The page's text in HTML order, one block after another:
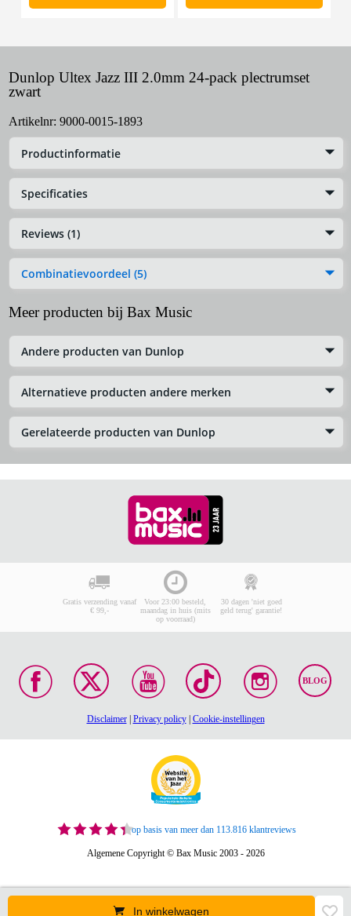
Dunlop Ultex Jazz III 2.0mm 24-pack plectrumset
zwart
Artikelnr: 9000-0015-1893
Productinformatie
Specificaties
Reviews (1)
Combinatievoordeel (5)
Meer producten bij Bax Music
Andere producten van Dunlop
Alternatieve producten andere merken
Gerelateerde producten van Dunlop
In winkelwagen
Gratis verzending vanaf
€ 99,-
Voor 23:00 besteld,
maandag in huis (mits
op voorraad)
30 dagen 'niet goed
geld terug' garantie!
BLOG
Disclaimer| Privacy policy| Cookie-instellingen
op basis van meer dan 113.816 klantreviews
Algemene Copyright © Bax Music 2003 - 2026